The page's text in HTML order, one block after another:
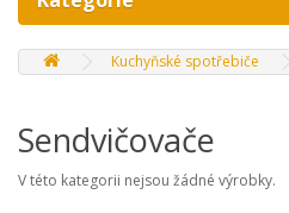
Kuchyňské spotřebiče
Sendvičovače
V této kategorii nejsou žádné výrobky.